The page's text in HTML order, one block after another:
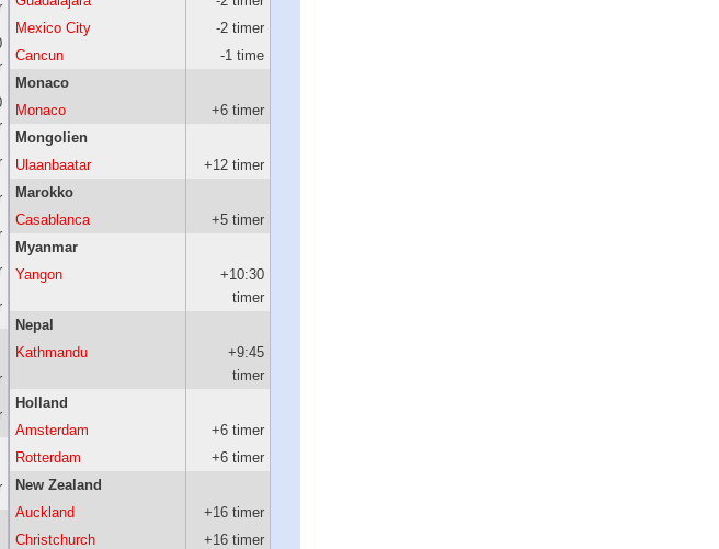
Mexico City
-2 timer
Cancun
-1 time
Monaco
Monaco
+6 timer
Mongolien
Ulaanbaatar
+12 timer
Marokko
Casablanca
+5 timer
Myanmar
Yangon
+10:30
timer
Nepal
Kathmandu
+9:45
timer
Holland
Amsterdam
+6 timer
Rotterdam
+6 timer
New Zealand
Auckland
+16 timer
Christchurch
+16 timer